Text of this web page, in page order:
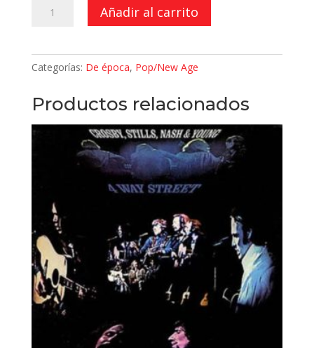
cantidad
Añadir al carrito
Categorías: De época, Pop/New Age
Productos relacionados